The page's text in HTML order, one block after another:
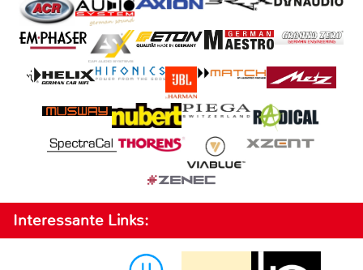
Interessante Links: